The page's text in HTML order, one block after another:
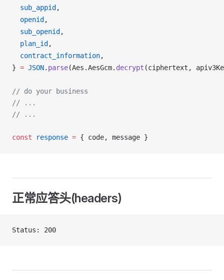
sub_appid ,
openid ,
sub_openid ,
plan_id ,
contract_information,
} = JSON. parse(Aes .AesGcm. decrypt (ciphertext ,
// do your business
// ...
// ...
const response = { code, message }
正常应答头(headers)
Status: 200